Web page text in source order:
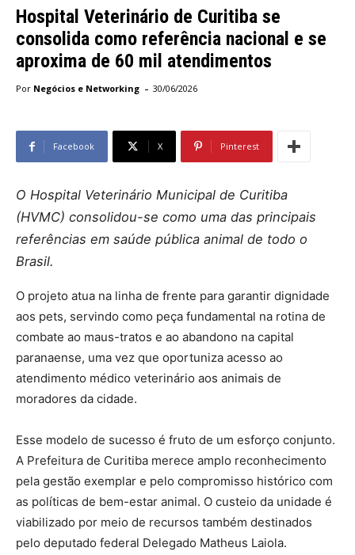
Hospital Veterinário de Curitiba se
consolida como referência nacional e se
aproxima de 60 mil atendimentos
Por Negócios e Networking - 30/06/2026
Facebook X Pinterest
O Hospital Veterinário Municipal de Curitiba
(HVMC) consolidou-se como uma das principais
referências em saúde pública animal de todo o
Brasil.
O projeto atua na linha de frente para garantir dignidade
aos pets, servindo como peça fundamental na rotina de
combate ao maus-tratos e ao abandono na capital
paranaense, uma vez que oportuniza acesso ao
atendimento médico veterinário aos animais de
moradores da cidade.
Esse modelo de sucesso é fruto de um esforço conjunto.
A Prefeitura de Curitiba merece amplo reconhecimento
pela gestão exemplar e pelo compromisso histórico com
as políticas de bem-estar animal. O custeio da unidade é
viabilizado por meio de recursos também destinados
pelo deputado federal Delegado Matheus Laiola.